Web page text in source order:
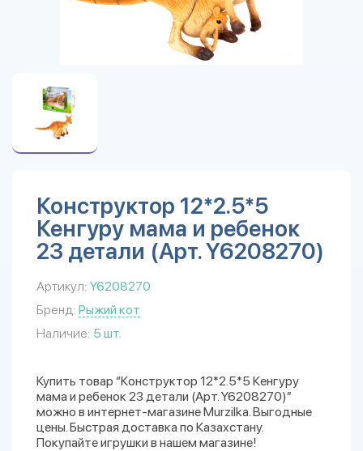
Конструктор 12*2.5*5
Кенгуру мама и ребенок
23 детали (Арт. Y6208270)
Артикул: Y6208270
Бренд: Рыжий кот
Наличие: 5 шт.
Купить товар “Конструктор 12*2.5*5 Кенгуру
мама и ребенок 23 детали (Арт. Y6208270)”
можно в интернет-магазине Murzilka. Выгодные
цены. Быстрая доставка по Казахстану.
Покупайте игрушки в нашем магазине!